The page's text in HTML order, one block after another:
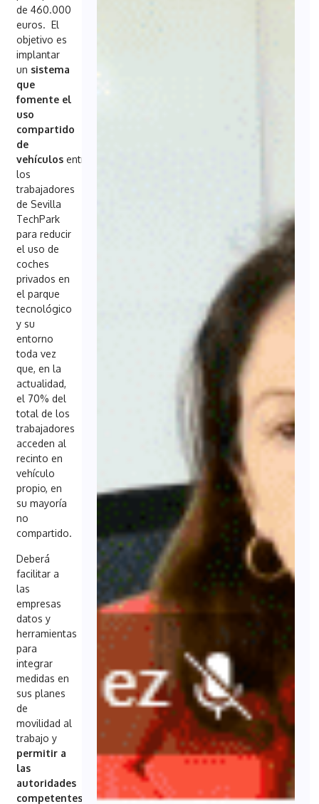
de 460.000
euros. El
objetivo es
implantar
un sistema
que
fomente el
uso
compartido
de
vehículosentre
los
trabajadores
de Sevilla
TechPark
para reducir
el uso de
coches
privados en
el parque
tecnológico
y su
entorno
toda vez
que, en la
actualidad,
el 70% del
total de los
trabajadores
acceden al
recinto en
vehículo
propio, en
su mayoría
no
compartido.
Deberá
facilitar a
las
empresas
datos y
herramientas
para
integrar
medidas en
sus planes
de
movilidad al
trabajo y
permitir a
las
autoridades
competentes